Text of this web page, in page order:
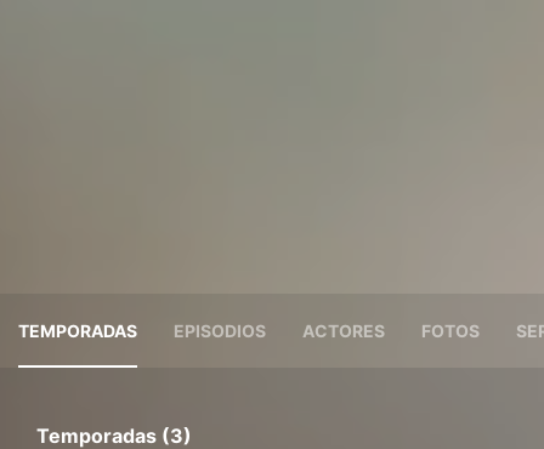
TEMPORADAS EPISODIOS ACTORES FOTOS
Temporadas (3)